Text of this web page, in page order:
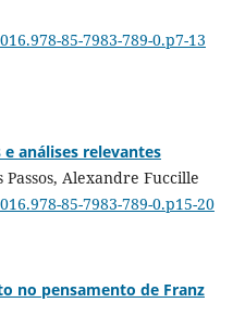
85-7983-789-0.p7-13
análises relevantes
Alexandre Fuccille
85-7983-789-0.p15-20
no pensamento de Franz